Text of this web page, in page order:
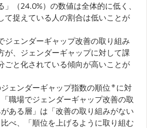
」（24.0%）の数値は全体的に低く、
て捉えている人の割合は低いことが
ジェンダーギャップ改善の取り組み
が、ジェンダーギャップに対して課
ごと化されている傾向が高いことが
ェンダーギャップ指数の順位※に対
職場でジェンダーギャップ改善の取
がある層」は「改善の取り組みがない
べ、「順位を上げるように取り組む